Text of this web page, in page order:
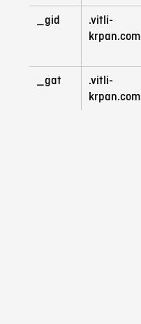
_gid
.vitli-
krpan.com
_gat
.vitli-
krpan.com